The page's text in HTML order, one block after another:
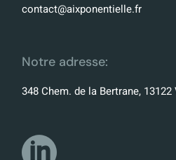
contact@aixponentielle.fr
Notre adresse:
348 Chem. de la Bertrane,